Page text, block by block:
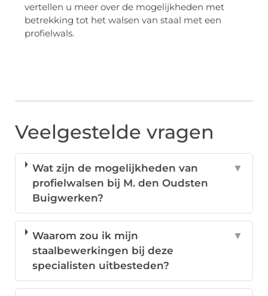
vertellen u meer over de mogelijkheden met
betrekking tot het walsen van staal met een
profielwals.
Veelgestelde vragen
Wat zijn de mogelijkheden van
profielwalsen bij M. den Oudsten
Buigwerken?
▼
Waarom zou ik mijn
staalbewerkingen bij deze
specialisten uitbesteden?
▼